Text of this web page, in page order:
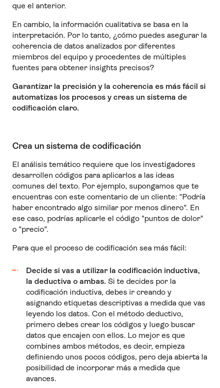
que el anterior.
En cambio, la información cualitativa se basa en la
interpretación. Por lo tanto, ¿cómo puedes asegurar la
coherencia de datos analizados por diferentes
miembros del equipo y procedentes de múltiples
fuentes para obtener insights precisos?
Garantizar la precisión y la coherencia es más fácil si
automatizas los procesos y creas un sistema de
codificación claro.
Crea un sistema de codificación
El análisis temático requiere que los investigadores
desarrollen códigos para aplicarlos a las ideas
comunes del texto. Por ejemplo, supongamos que te
encuentras con este comentario de un cliente: "Podría
haber encontrado algo similar por menos dinero". En
ese caso, podrías aplicarle el código "puntos de dolor"
o "precio".
Para que el proceso de codificación sea más fácil:
Decide si vas a utilizar la codificación inductiva,
la deductiva o ambas. Si te decides por la
codificación inductiva, debes ir creando y
asignando etiquetas descriptivas a medida que vas
leyendo los datos. Con el método deductivo,
primero debes crear los códigos y luego buscar
datos que encajen con ellos. Lo mejor es que
combines ambos métodos, es decir, empieza
definiendo unos pocos códigos, pero deja abierta la
posibilidad de incorporar más a medida que
avances.